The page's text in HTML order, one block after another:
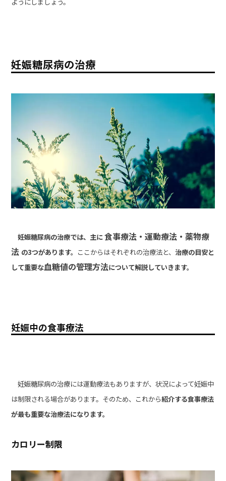
妊娠糖尿病の治療
妊娠糖尿病の治療では、主に食事療法・運動療法・薬物療
法 の3つがあります。 ここからはそれぞれの治療法と、 治療の目安と
して重要な血糖値の管理方法について解説していきます。
妊娠中の食事療法
妊娠糖尿病の治療には運動療法もありますが、状況によって妊娠中
は制限される場合があります。そのため、これから紹介する食事療法
が最も重要な治療法になります。
カロリー制限